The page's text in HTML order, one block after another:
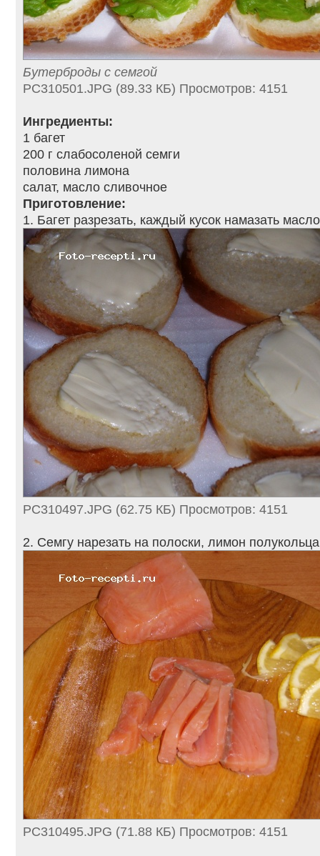
Бутерброды с семгой
PC310501.JPG (89.33 КБ) Просмотров: 4151
Ингредиенты:
1 багет
200 г слабосоленой семги
половина лимона
салат, масло сливочное
Приготовление:
1. Багет разрезать, каждый кусок намазать
PC310497.JPG (62.75 КБ) Просмотров: 4151
2. Семгу нарезать на полоски, лимон
PC310495.JPG (71.88 КБ) Просмотров: 4151